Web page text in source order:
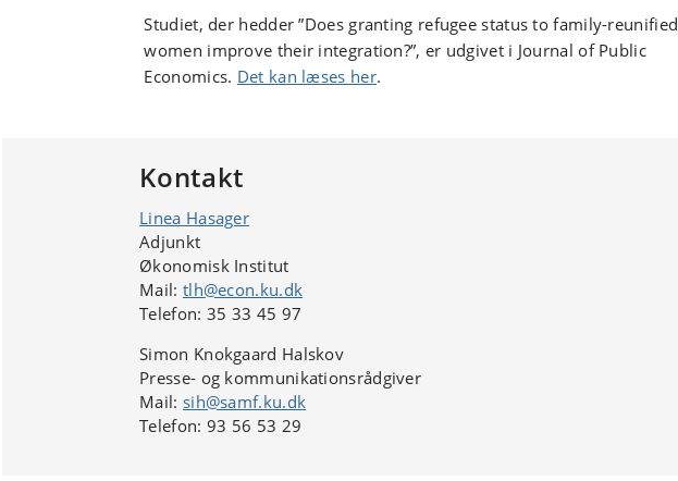
Studiet, der hedder ”Does granting refugee status to family-reunified
women improve their integration?”, er udgivet i Journal of Public
Economics. Det kan læses her.
Kontakt
Linea Hasager
Adjunkt
Økonomisk Institut
Mail: tlh@econ.ku.dk
Telefon: 35 33 45 97
Simon Knokgaard Halskov
Presse- og kommunikationsrådgiver
Mail: sih@samf.ku.dk
Telefon: 93 56 53 29